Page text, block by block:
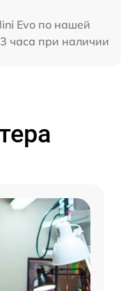
Evo по нашей
часа при наличии